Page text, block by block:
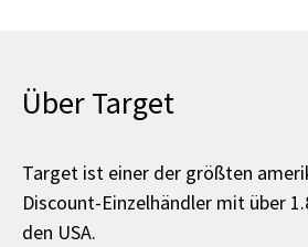
Über Target
Target ist einer der größten
Discount-Einzelhändler mit über
den USA.